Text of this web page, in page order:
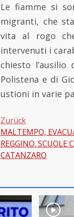
Le fiamme si
migranti, che
vita al rogo
intervenuti i
chiesto
Polistena e di
ustioni in varie
Zurück
MALTEMPO,
REGGINO. SCUOLE
CATANZARO